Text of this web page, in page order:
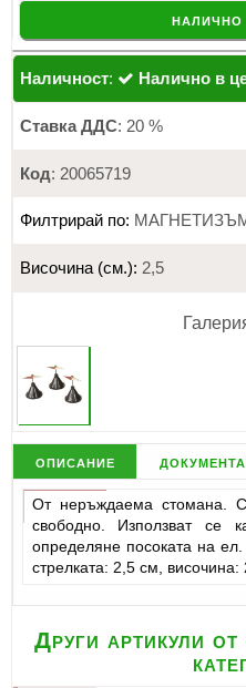
налично
Наличност: Налично в
Ставка ДДС: 20 %
Код: 20065719
Филтрирай по:
Височина (см.): 2,5
описание
От неръждаема стомана.
свободно. Използват се
определяне посоката на
стрелката: 2,5 см, височина:
Други артикули